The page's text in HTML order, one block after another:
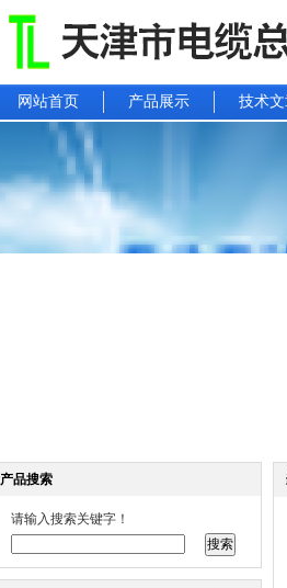
网站首页 产品展示 技术
产品搜索
请输入搜索关键字！